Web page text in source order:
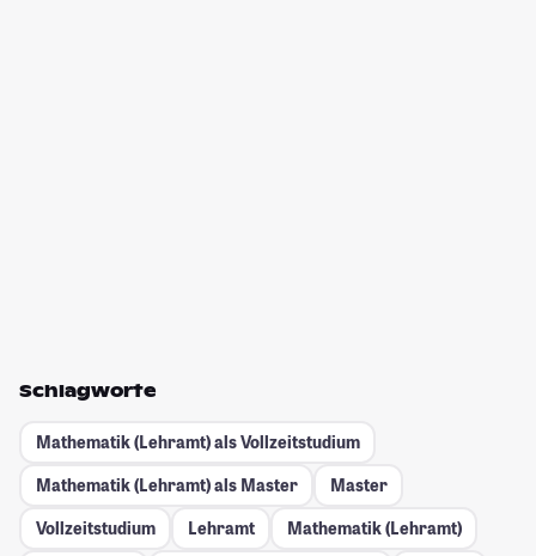
Schlagworte
Mathematik (Lehramt) als Vollzeitstudium
Mathematik (Lehramt) als Master
Master
Vollzeitstudium
Lehramt
Mathematik (Lehramt)